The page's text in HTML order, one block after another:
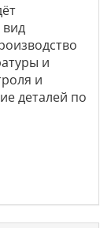
вид
и
и
деталей по